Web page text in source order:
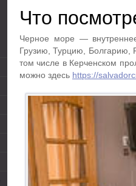
Что
Черное море —
Грузию, Турцию, Болгарию,
том числе в Керченском
можно здесь https://